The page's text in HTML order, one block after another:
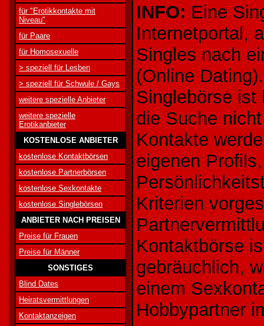
für "Erotikkontakte mit
Niveau"
für Paare
für Homosexuelle
> speziell für Lesben
> speziell für Schwule / Gays
weitere spezielle Anbieter
weitere spezielle
Erotikanbieter
KOSTENLOSE ANBIETER
kostenlose Kontaktbörsen
kostenlose Partnerbörsen
kostenlose Sexkontakte
kostenlose Singlebörsen
ANBIETER NACH PREISEN
Preise für Frauen
Preise für Männer
SONSTIGES
Blind Dates
Heiratsvermittlungen
Kontaktanzeigen
INFO: Eine
Internetportal,
Singles nach
(Online
Singlebörse ist
die Suche
Kontakte
eigenen
Kriterien
Kontaktbörse
gebräuchlich,
einem
Hobbypartner